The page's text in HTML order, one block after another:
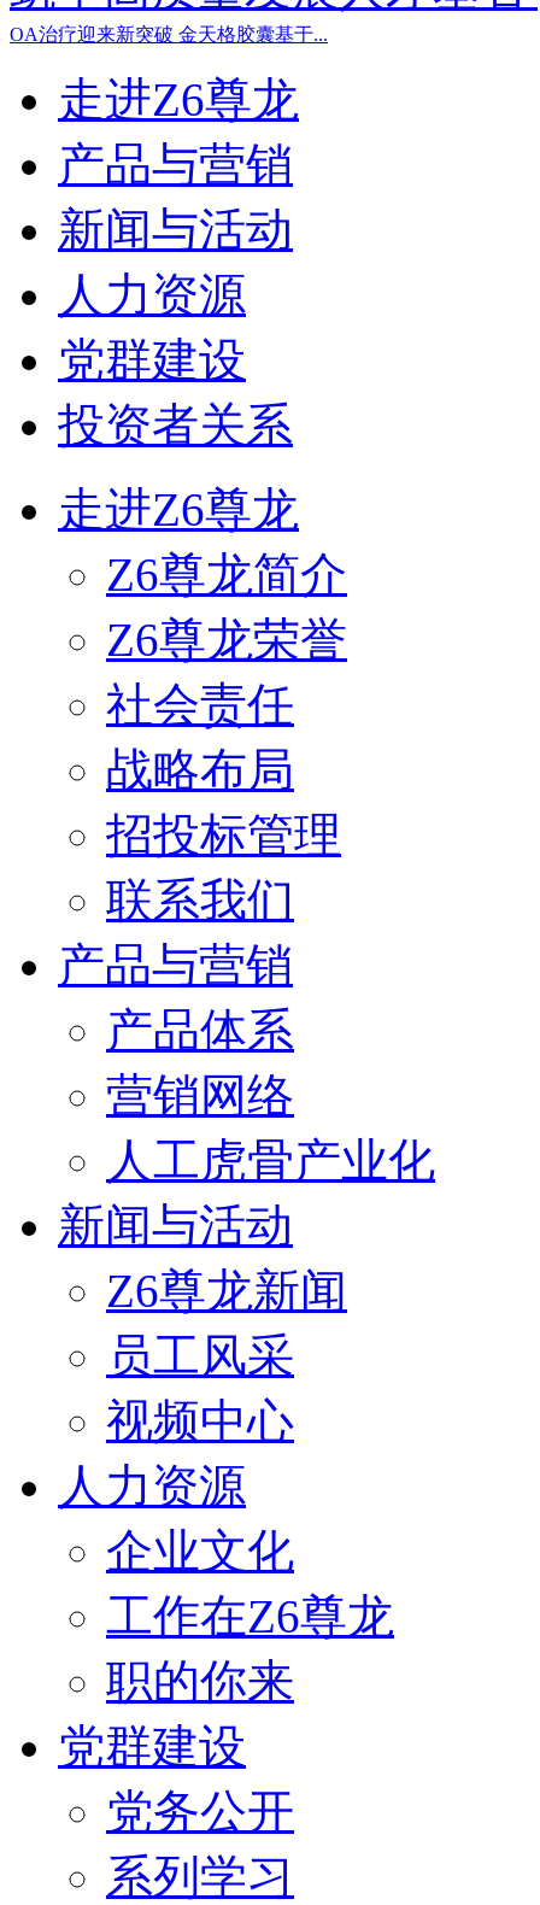
OA治疗迎来新突破 金天格胶囊基于...
走进Z6尊龙
产品与营销
新闻与活动
人力资源
党群建设
投资者关系
走进Z6尊龙
Z6尊龙简介
Z6尊龙荣誉
社会责任
战略布局
招投标管理
联系我们
产品与营销
产品体系
营销网络
人工虎骨产业化
新闻与活动
Z6尊龙新闻
员工风采
视频中心
人力资源
企业文化
工作在Z6尊龙
职的你来
党群建设
党务公开
系列学习